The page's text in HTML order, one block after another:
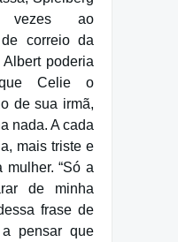
vezes ao
correio da
poderia
Celie o
de sua irmã,
nada. A cada
mais triste e
mulher. “Só a
de minha
frase de
pensar que